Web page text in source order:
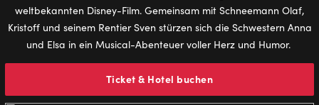
weltbekannten Disney-Film. Gemeinsam mit Schneemann Olaf,
Kristoff und seinem Rentier Sven stürzen sich die Schwestern Anna
und Elsa in ein Musical-Abenteuer voller Herz und Humor.
Ticket & Hotel buchen